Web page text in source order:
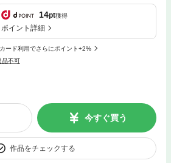
14pt獲得
ポイント詳細
ード利用でさらにポイント+2%
品不可
今すぐ買う
作品をチェックする